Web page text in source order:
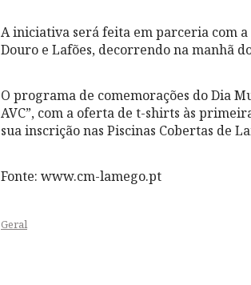
A iniciativa será feita em parceria com
Douro e Lafões, decorrendo na manhã
O programa de comemorações do Dia
AVC”, com a oferta de t-shirts às
sua inscrição nas Piscinas Cobertas de
Fonte: www.cm-lamego.pt
Geral